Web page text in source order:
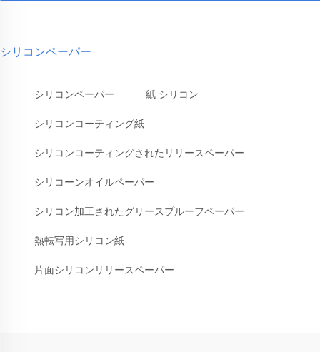
シリコンペーパー
シリコンペーパー 紙 シリコン
シリコンコーティング紙
シリコンコーティングされたリリースペーパー
シリコーンオイルペーパー
シリコン加工されたグリースプルーフペーパー
熱転写用シリコン紙
片面シリコンリリースペーパー